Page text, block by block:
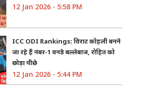
12 Jan 2026 - 5:58 PM
ICC ODI Rankings: विराट कोहली बनने
जा रहे हैं नंबर-1 वनडे बल्लेबाज, रोहित को
छोड़ा पीछे
12 Jan 2026 - 5:44 PM